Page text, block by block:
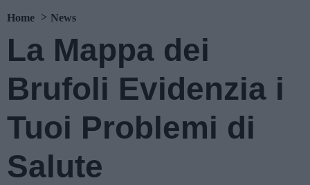
Home News
La Mappa dei
Brufoli Evidenzia i
Tuoi Problemi di
Salute